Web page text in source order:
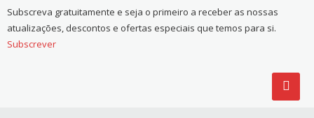
Subscreva gratuitamente e seja o primeiro a receber as nossas
atualizações, descontos e ofertas especiais que temos para si.
Subscrever